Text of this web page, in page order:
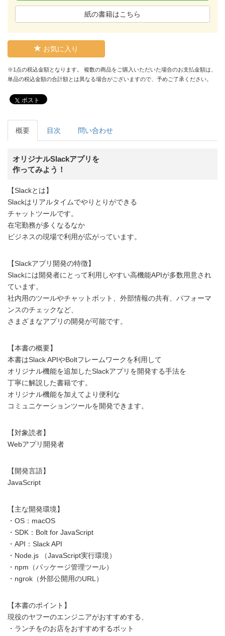
紙の書籍はこちら
お気に入り
※1点の税込金額となります。 複数の商品をご購入いただいた場合のお支払金額は、
単品の税込金額の合計額とは異なる場合がございますので、予めご了承ください。
ポスト
概要 目次 問い合わせ
オリジナルSlackアプリを
作ってみよう！
【Slackとは】
Slackはリアルタイムでやりとりができる
チャットツールです。
在宅勤務が多くなるなか
ビジネスの現場で利用が広がっています。
【Slackアプリ開発の特徴】
Slackには開発者にとって利用しやすい高機能APIが多数用意され
ています。
社内用のツールやチャットボット、外部情報の共有、パフォーマ
ンスのチェックなど、
さまざまなアプリの開発が可能です。
【本書の概要】
本書はSlack APIやBoltフレームワークを利用して
オリジナル機能を追加したSlackアプリを開発する手法を
丁寧に解説した書籍です。
オリジナル機能を加えてより便利な
コミュニケーションツールを開発できます。
【対象読者】
Webアプリ開発者
【開発言語】
JavaScript
【主な開発環境】
・OS：macOS
・SDK：Bolt for JavaScript
・API：Slack API
・Node.js （JavaScript実行環境）
・npm（パッケージ管理ツール）
・ngrok（外部公開用のURL）
【本書のポイント】
現役のヤフーのエンジニアがおすすめする、
・ランチをのお店をおすすめするボット